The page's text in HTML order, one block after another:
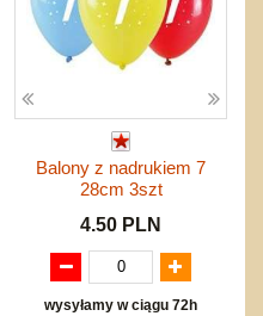
Balony z nadrukiem 7
28cm 3szt
4.50 PLN
wysyłamy w ciągu 72h